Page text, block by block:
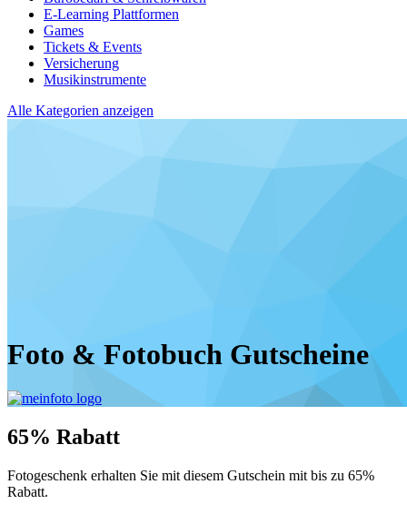
E-Learning Plattformen
Games
Tickets & Events
Versicherung
Musikinstrumente
Alle Kategorien anzeigen
Foto & Fotobuch Gutscheine
65% Rabatt
Fotogeschenk erhalten Sie mit diesem Gutschein mit bis zu 65%
Rabatt.